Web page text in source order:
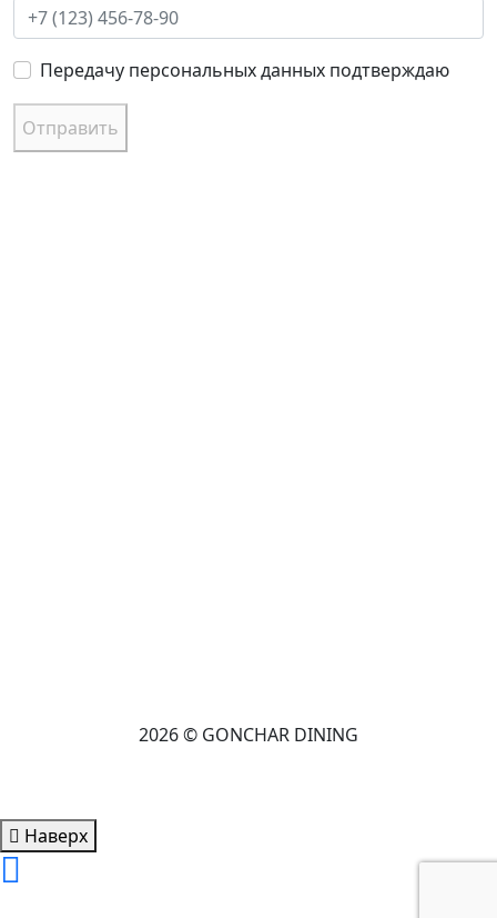
Передачу персональных данных подтверждаю
Отправить
2026 © GONCHAR DINING
Наверх